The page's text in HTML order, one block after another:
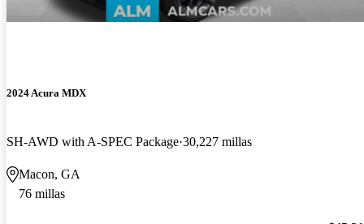
2024 Acura MDX
SH-AWD with A-SPEC Package 30,227 millas
Macon, GA
76 millas